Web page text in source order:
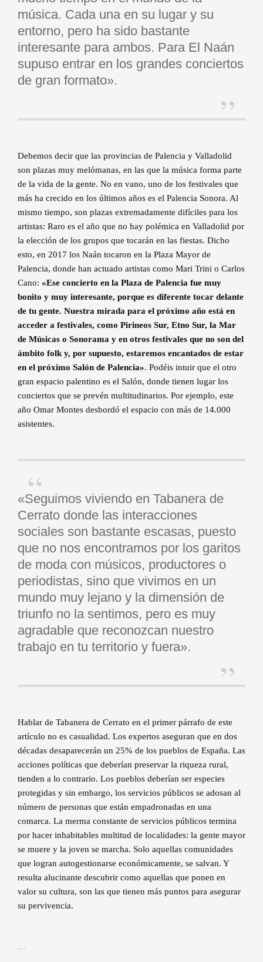
música. Cada una en su lugar y su
entorno, pero ha sido bastante
interesante para ambos. Para El Naán
supuso entrar en los grandes conciertos
de gran formato».
Debemos decir que las provincias de Palencia y Valladolid
son plazas muy melómanas, en las que la música forma parte
de la vida de la gente. No en vano, uno de los festivales que
más ha crecido en los últimos años es el Palencia Sonora. Al
mismo tiempo, son plazas extremadamente difíciles para los
artistas: Raro es el año que no hay polémica en Valladolid por
la elección de los grupos que tocarán en las fiestas. Dicho
esto, en 2017 los Naán tocaron en la Plaza Mayor de
Palencia, donde han actuado artistas como Mari Trini o Carlos
Cano: «Ese concierto en la Plaza de Palencia fue muy
bonito y muy interesante, porque es diferente tocar delante
de tu gente. Nuestra mirada para el próximo año está en
acceder a festivales, como Pirineos Sur, Etno Sur, la Mar
de Músicas o Sonorama y en otros festivales que no son del
ámbito folk y, por supuesto, estaremos encantados de estar
en el próximo Salón de Palencia». Podéis intuir que el otro
gran espacio palentino es el Salón, donde tienen lugar los
conciertos que se prevén multitudinarios. Por ejemplo, este
año Omar Montes desbordó el espacio con más de 14.000
asistentes.
«Seguimos viviendo en Tabanera de
Cerrato donde las interacciones
sociales son bastante escasas, puesto
que no nos encontramos por los garitos
de moda con músicos, productores o
periodistas, sino que vivimos en un
mundo muy lejano y la dimensión de
triunfo no la sentimos, pero es muy
agradable que reconozcan nuestro
trabajo en tu territorio y fuera».
Hablar de Tabanera de Cerrato en el primer párrafo de este
artículo no es casualidad. Los expertos aseguran que en dos
décadas desaparecerán un 25% de los pueblos de España. Las
acciones políticas que deberían preservar la riqueza rural,
tienden a lo contrario. Los pueblos deberían ser especies
protegidas y sin embargo, los servicios públicos se adosan al
número de personas que están empadronadas en una
comarca. La merma constante de servicios públicos termina
por hacer inhabitables multitud de localidades: la gente mayor
se muere y la joven se marcha. Solo aquellas comunidades
que logran autogestionarse económicamente, se salvan. Y
resulta alucinante descubrir como aquellas que ponen en
valor su cultura, son las que tienen más puntos para asegurar
su pervivencia.
…